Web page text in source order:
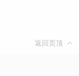
返回页顶